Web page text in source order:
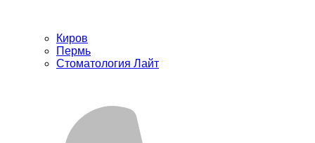
Киров
Пермь
Стоматология Лайт